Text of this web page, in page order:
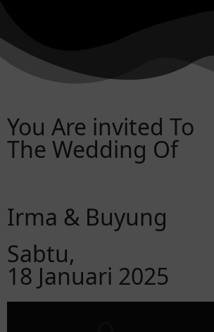
You Are invited To
The Wedding Of
Irma & Buyung
Sabtu,
18 Januari 2025